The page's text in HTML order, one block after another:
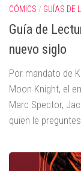
CÓMICS / GUÍAS DE
Guía de
nuevo siglo
Por mandato de
Moon Knight, el
Marc Spector,
quien le preguntes.